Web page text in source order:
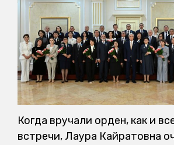
Когда вручали орден, как и
встречи, Лаура Кайратовна